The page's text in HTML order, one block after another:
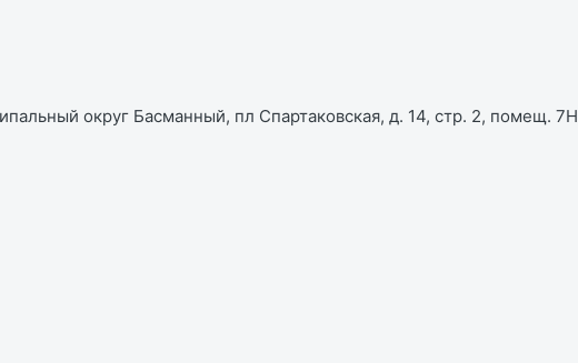
округ Басманный, пл Спартаковская, д. 14, стр. 2, помещ. 7Н